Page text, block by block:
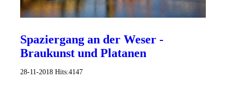
Spaziergang an der Weser -
Braukunst und Platanen
28-11-2018 Hits:4147